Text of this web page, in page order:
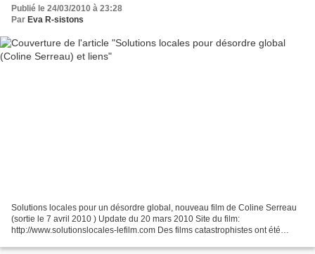
Publié le 24/03/2010 à 23:28
Par Eva R-sistons
Solutions locales pour un désordre global, nouveau film de Coline Serreau
(sortie le 7 avril 2010 ) Update du 20 mars 2010 Site du film:
http://www.solutionslocales-lefilm.com Des films catastrophistes ont été